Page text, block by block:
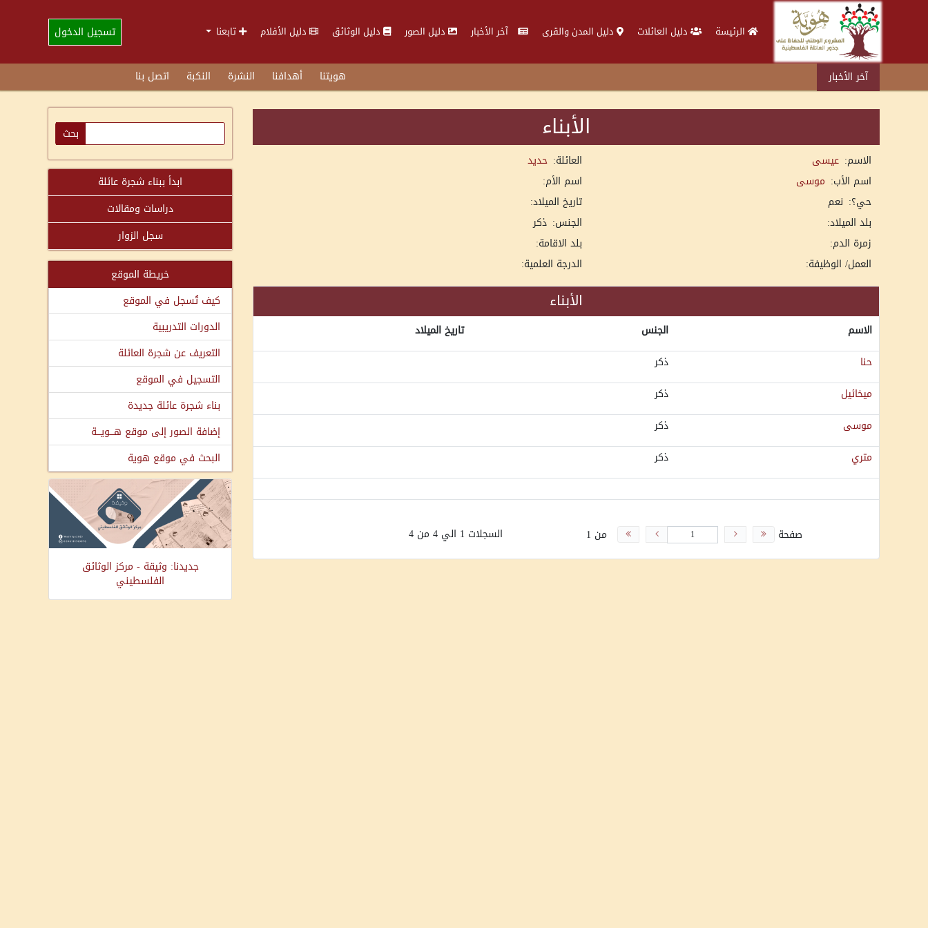
الرئيسة دليل العائلات دليل المدن والقرى آخر الأخبار دليل الصور دليل الوثائق دليل الأفلام تابعنا تسجيل الدخول
آخر الأخبار هويتنا أهدافنا النشرة النكبة اتصل بنا
الأبناء
الاسم: عيسى العائلة: حديد
اسم الأب: موسى
اسم الأم:
حي؟: نعم
تاريخ الميلاد:
بلد الميلاد:
الجنس: ذكر
زمرة الدم:
بلد الاقامة:
العمل/ الوظيفة:
الدرجة العلمية:
الأبناء
الاسم الجنس
تاريخ الميلاد
حنا
ذكر
ميخائيل
ذكر
موسى
ذكر
متري
ذكر
صفحة من 1 السجلات 1 الي 4 من 4
ابدأ ببناء شجرة عائلة
دراسات ومقالات
سجل الزوار
خريطة الموقع
كيف تُسجل في الموقع
الدورات التدريبية
التعريف عن شجرة العائلة
التسجيل في الموقع
بناء شجرة عائلة جديدة
إضافة الصور إلى موقع هـــويـــة
البحث في موقع هوية
جديدنا: وثيقة - مركز الوثائق
الفلسطيني